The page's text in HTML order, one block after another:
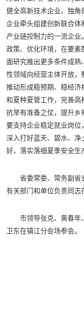
健全高新技术企业、独
企业牵头组建创新联合体
产业链控制力的一流企
政策、优化环境，在要素
面研究推出更多条件成
性领域向经营主体开放，
推动形成稳预期、稳经济
和夏种夏管工作，完善
抗旱有准备之仗，提升乡
要支持企业稳定就业岗位
深入打好蓝天、碧水、净
好，落实落细夏季安全生
省委常委、常务副省
有关部门和单位负责同志
市领导张克、黄春年
卫东在镇江分会场参会。